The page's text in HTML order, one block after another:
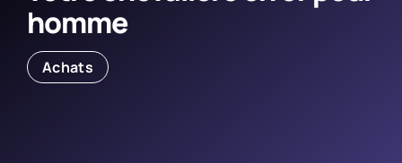
homme
Achats